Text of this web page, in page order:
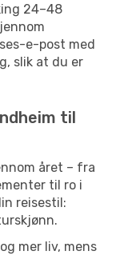
24–48
e-post med
slik at du er
til
året – fra
til ro i
reisestil:
mer liv, mens